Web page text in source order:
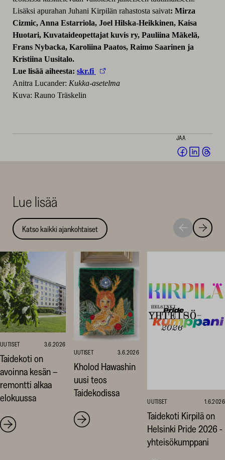
Lisäksi apurahan Juhani Kirpilän rahastosta saivat: Mirza
Cizmic, Anna Estarriola, Joel Hilska-Heikkinen, Kaisa
Huotari, Kuvataideopettajat kuvis ry, Pauliina Mäkelä,
Frans Nybacka, Karoliina Paatos, Raimo Saarinen ja
Kristiina Uusitalo.
Lue lisää aiheesta: skr.fi
Anitra Lucander: Kukka-asetelma
Kuva: Rauno Träskelin
JAA
Jaa Jaa
Lue lisää
Katso kaikki ajankohtaiset
Siirry
seuraavaan
Siirry
UUTISET 3.6.2026
Taidekoti on
avoinna kesän –
remontti alkaa
elokuussa
UUTISET 3.6.2026
Kholod Hawashin
uusi teos
Taidekodissa
UUTISET 1.6.2026
Taidekoti Kirpilä on
Helsinki Pride 2026 -
yhteisökumppani